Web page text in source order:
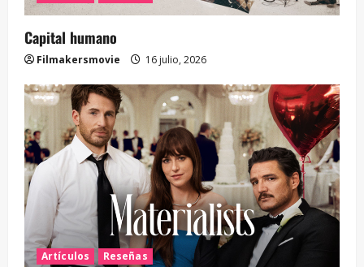
Capital humano
Filmakersmovie 16 julio, 2026
Artículos Reseñas